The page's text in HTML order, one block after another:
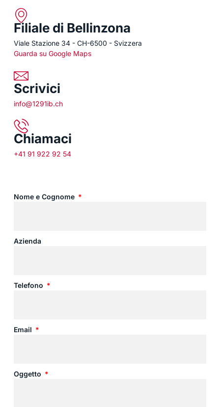
Filiale di Bellinzona
Viale Stazione 34 - CH-6500 - Svizzera
Guarda su Google Maps
Scrivici
info@1291ib.ch
Chiamaci
+41 91 922 92 54
Nome e Cognome
Azienda
Telefono
Email
Oggetto